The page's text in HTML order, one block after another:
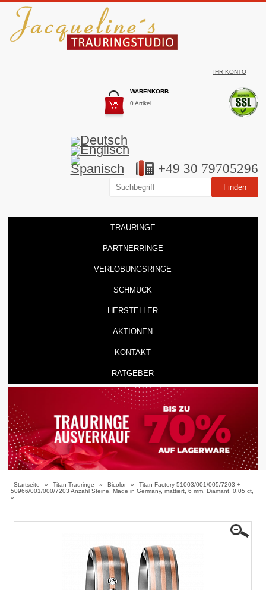
IHR KONTO
WARENKORB
0 Artikel
+49 30 79705296
TRAURINGE
PARTNERRINGE
VERLOBUNGSRINGE
SCHMUCK
HERSTELLER
AKTIONEN
KONTAKT
RATGEBER
Startseite » Titan Trauringe » Bicolor »
Titan Factory 51003/001/005/7203 +
50966/001/000/7203 Anzahl Steine, Made in Germany, mattiert, 6 mm, Diamant, 0.05 ct,
»